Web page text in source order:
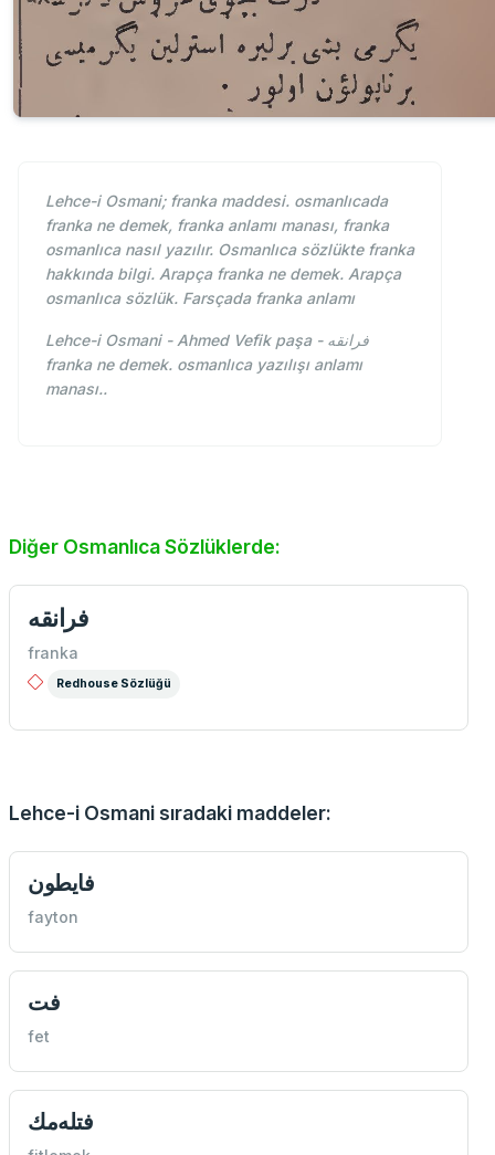
Lehce-i Osmani; franka maddesi. osmanlıcada
franka ne demek, franka anlamı manası, franka
osmanlıca nasıl yazılır. Osmanlıca sözlükte franka
hakkında bilgi. Arapça franka ne demek. Arapça
osmanlıca sözlük. Farsçada franka anlamı
Lehce-i Osmani - Ahmed Vefik paşa - فرانقه
franka ne demek. osmanlıca yazılışı anlamı
manası..
Diğer Osmanlıca Sözlüklerde:
فرانقه
franka
Redhouse Sözlüğü
Lehce-i Osmani sıradaki maddeler:
فايطون
fayton
فت
fet
فتله‌مك